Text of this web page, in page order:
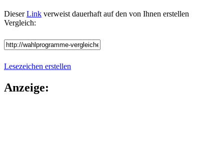
DieserLink verweist dauerhaft auf den von Ihnen erstellen
Vergleich:
Lesezeichen erstellen
Anzeige: